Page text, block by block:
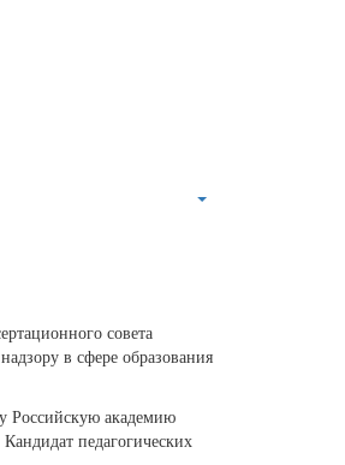
совета
в сфере образования
Российскую академию
педагогических